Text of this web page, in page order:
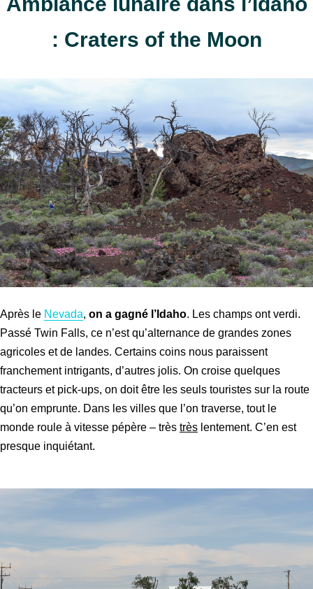
: Craters of the Moon
Après le Nevada, on a gagné l’Idaho. Les champs ont verdi.
Passé Twin Falls, ce n’est qu’alternance de grandes zones
agricoles et de landes. Certains coins nous paraissent
franchement intrigants, d’autres jolis. On croise quelques
tracteurs et pick-ups, on doit être les seuls touristes sur la route
qu’on emprunte. Dans les villes que l’on traverse, tout le
monde roule à vitesse pépère – très très lentement. C’en est
presque inquiétant.